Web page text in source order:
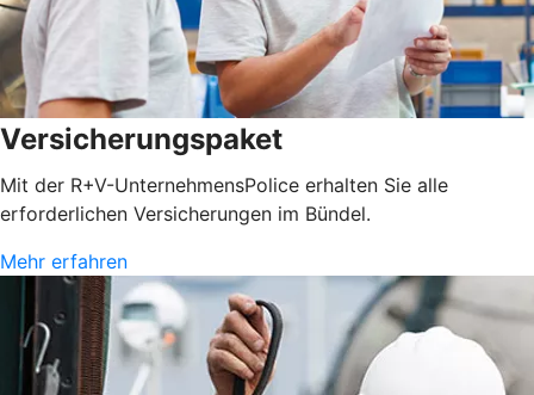
Versicherungspaket
Mit der R+V-UnternehmensPolice erhalten Sie alle
erforderlichen Versicherungen im Bündel.
Mehr erfahren